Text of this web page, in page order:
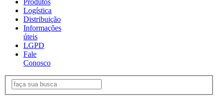
Produtos
Logística
Distribuição
Informações
úteis
LGPD
Fale
Conosco